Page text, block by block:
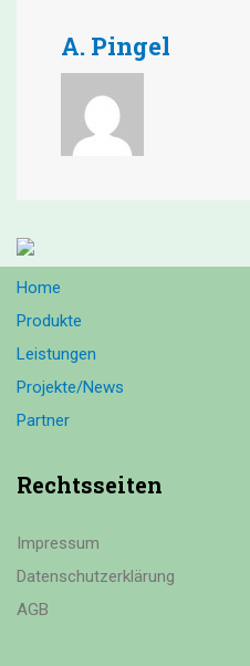
A. Pingel
Home
Produkte
Leistungen
Projekte/News
Partner
Rechtsseiten
Impressum
Datenschutzerklärung
AGB